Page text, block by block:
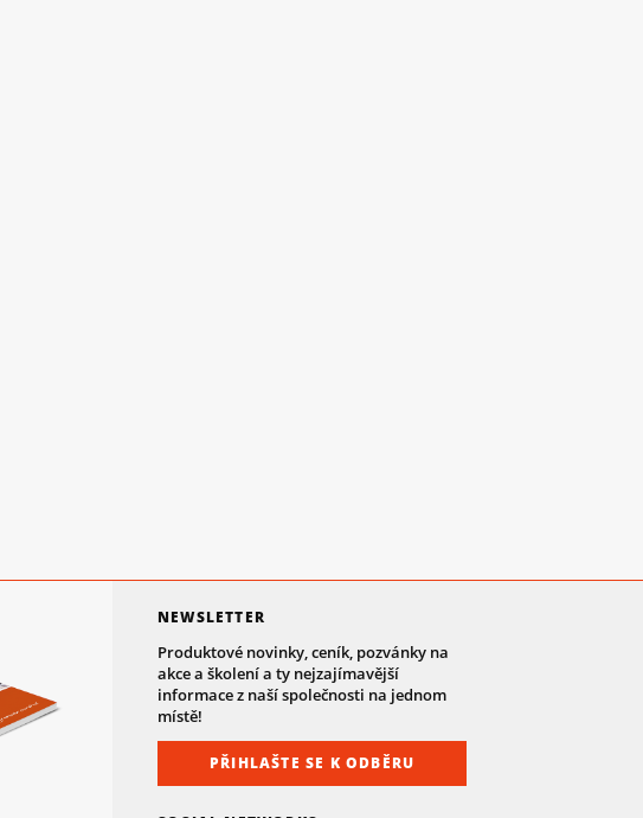
NEWSLETTER
Produktové novinky, ceník, pozvánky na
akce a školení a ty nejzajímavější
informace z naší společnosti na jednom
místě!
PŘIHLAŠTE SE K ODBĚRU